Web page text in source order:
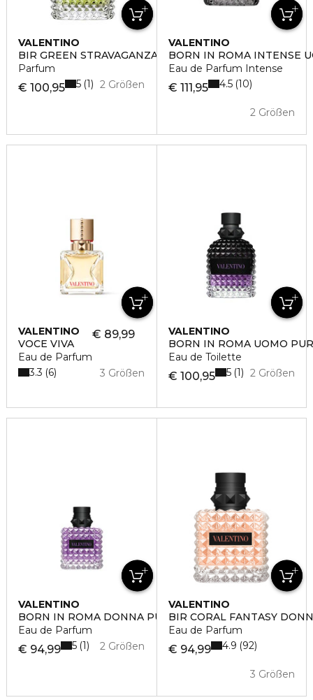
VALENTINO
BIR GREEN STRAVAGANZA UOMO
Parfum
€ 100,95 2 Größen
5 1
VALENTINO
BORN IN ROMA INTENSE
Eau de Parfum Intense
€ 111,95
2 Größen
4.5 10
VALENTINO
VOCE VIVA
Eau de Parfum
€ 89,99
3 Größen
3.3 6
VALENTINO
BORN IN ROMA UOMO
Eau de Toilette
€ 100,95 2 Größen
5 1
VALENTINO
BORN IN ROMA DONNA PURPLE
Eau de Parfum
€ 94,99 2 Größen
5 1
VALENTINO
BIR CORAL FANTASY
Eau de Parfum
€ 94,99
3 Größen
4.9 92